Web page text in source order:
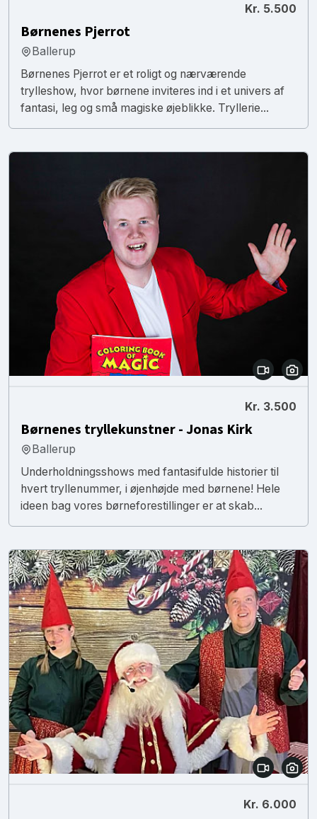
Kr. 5.500
Børnenes Pjerrot
Ballerup
Børnenes Pjerrot er et roligt og nærværende
trylleshow, hvor børnene inviteres ind i et univers af
fantasi, leg og små magiske øjeblikke. Tryllerie...
Kr. 3.500
Børnenes tryllekunstner - Jonas Kirk
Ballerup
Underholdningsshows med fantasifulde historier til
hvert tryllenummer, i øjenhøjde med børnene! Hele
ideen bag vores børneforestillinger er at skab...
Kr. 6.000